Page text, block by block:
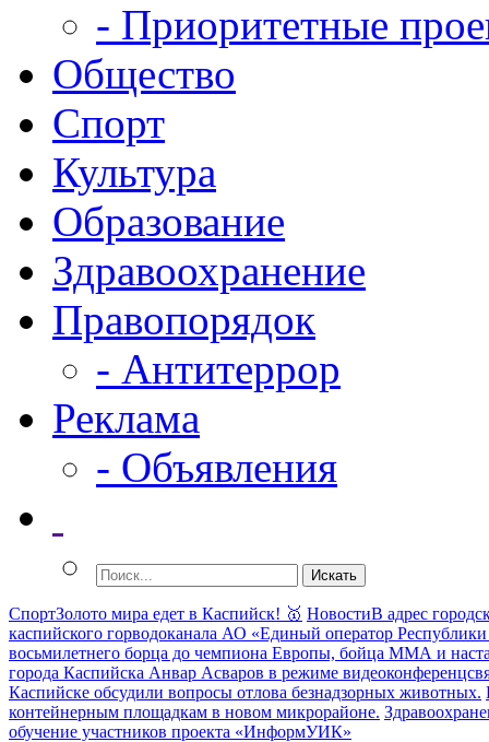
- Приоритетные
Общество
Спорт
Культура
Образование
Здравоохранение
Правопорядок
- Антитеррор
Реклама
- Объявления
СпортЗолото мира едет в Каспийск! 🥇 НовостиВ адрес
каспийского горводоканала АО «Единый оператор
восьмилетнего борца до чемпиона Европы, бойца ММА и
города Каспийска Анвар Асваров в режиме
Каспийске обсудили вопросы отлова безнадзорных животных.
контейнерным площадкам в новом микрорайоне.
обучение участников проекта «ИнформУИК»